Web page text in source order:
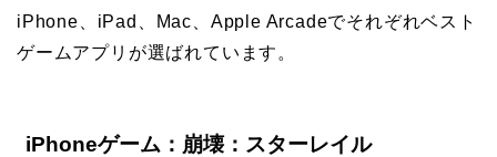
iPhone、iPad、Mac、Apple Arcadeでそれぞれベスト
ゲームアプリが選ばれています。
iPhoneゲーム：崩壊：スターレイル